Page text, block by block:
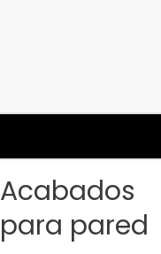
Acabados
para pared